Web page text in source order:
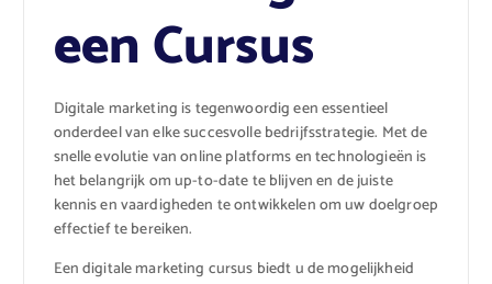
een Cursus
Digitale marketing is tegenwoordig een essentieel
onderdeel van elke succesvolle bedrijfsstrategie. Met de
snelle evolutie van online platforms en technologieën is
het belangrijk om up-to-date te blijven en de juiste
kennis en vaardigheden te ontwikkelen om uw doelgroep
effectief te bereiken.
Een digitale marketing cursus biedt u de mogelijkheid